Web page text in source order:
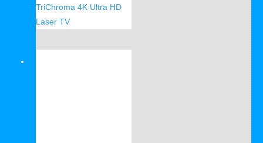
TriChroma 4K Ultra HD
Laser TV